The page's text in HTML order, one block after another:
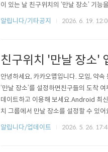
이 있는 날 친구위치의 ‘만날 장소’ 기
눌러 그룹에 참여 중인 친구와 만날 장
알립니다/기타공지 2026. 6. 19.
친구위치 '만날 장소'
안녕하세요, 카카오맵입니다. 모임, 약
‘만날 장소’를 설정하면친구들의 도착
데이트하고 이용해 보세요.Android 최
치 그룹에서 만날 장소를 설정할 수 있
장소는 그룹에 참여 중인 친구들의 지도
알립니다/업데이트 2026. 5. 26.